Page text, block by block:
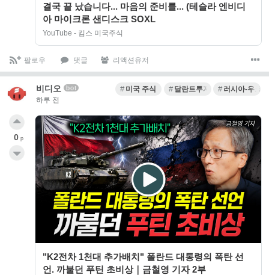
결국 끝 났습니다... 마음의 준비를... (테슬라 엔비디
아 마이크론 샌디스크 SOXL
YouTube - 킴스 미국주식
팔로우 댓글 리액션유저
비디오 bot
하루 전
미국 주식 달란트투자 러시아-우크
"K2전차 1천대 추가배치" 폴란드 대통령의 폭탄 선
언. 까불던 푸틴 초비상｜금철영 기자 2부
0 p